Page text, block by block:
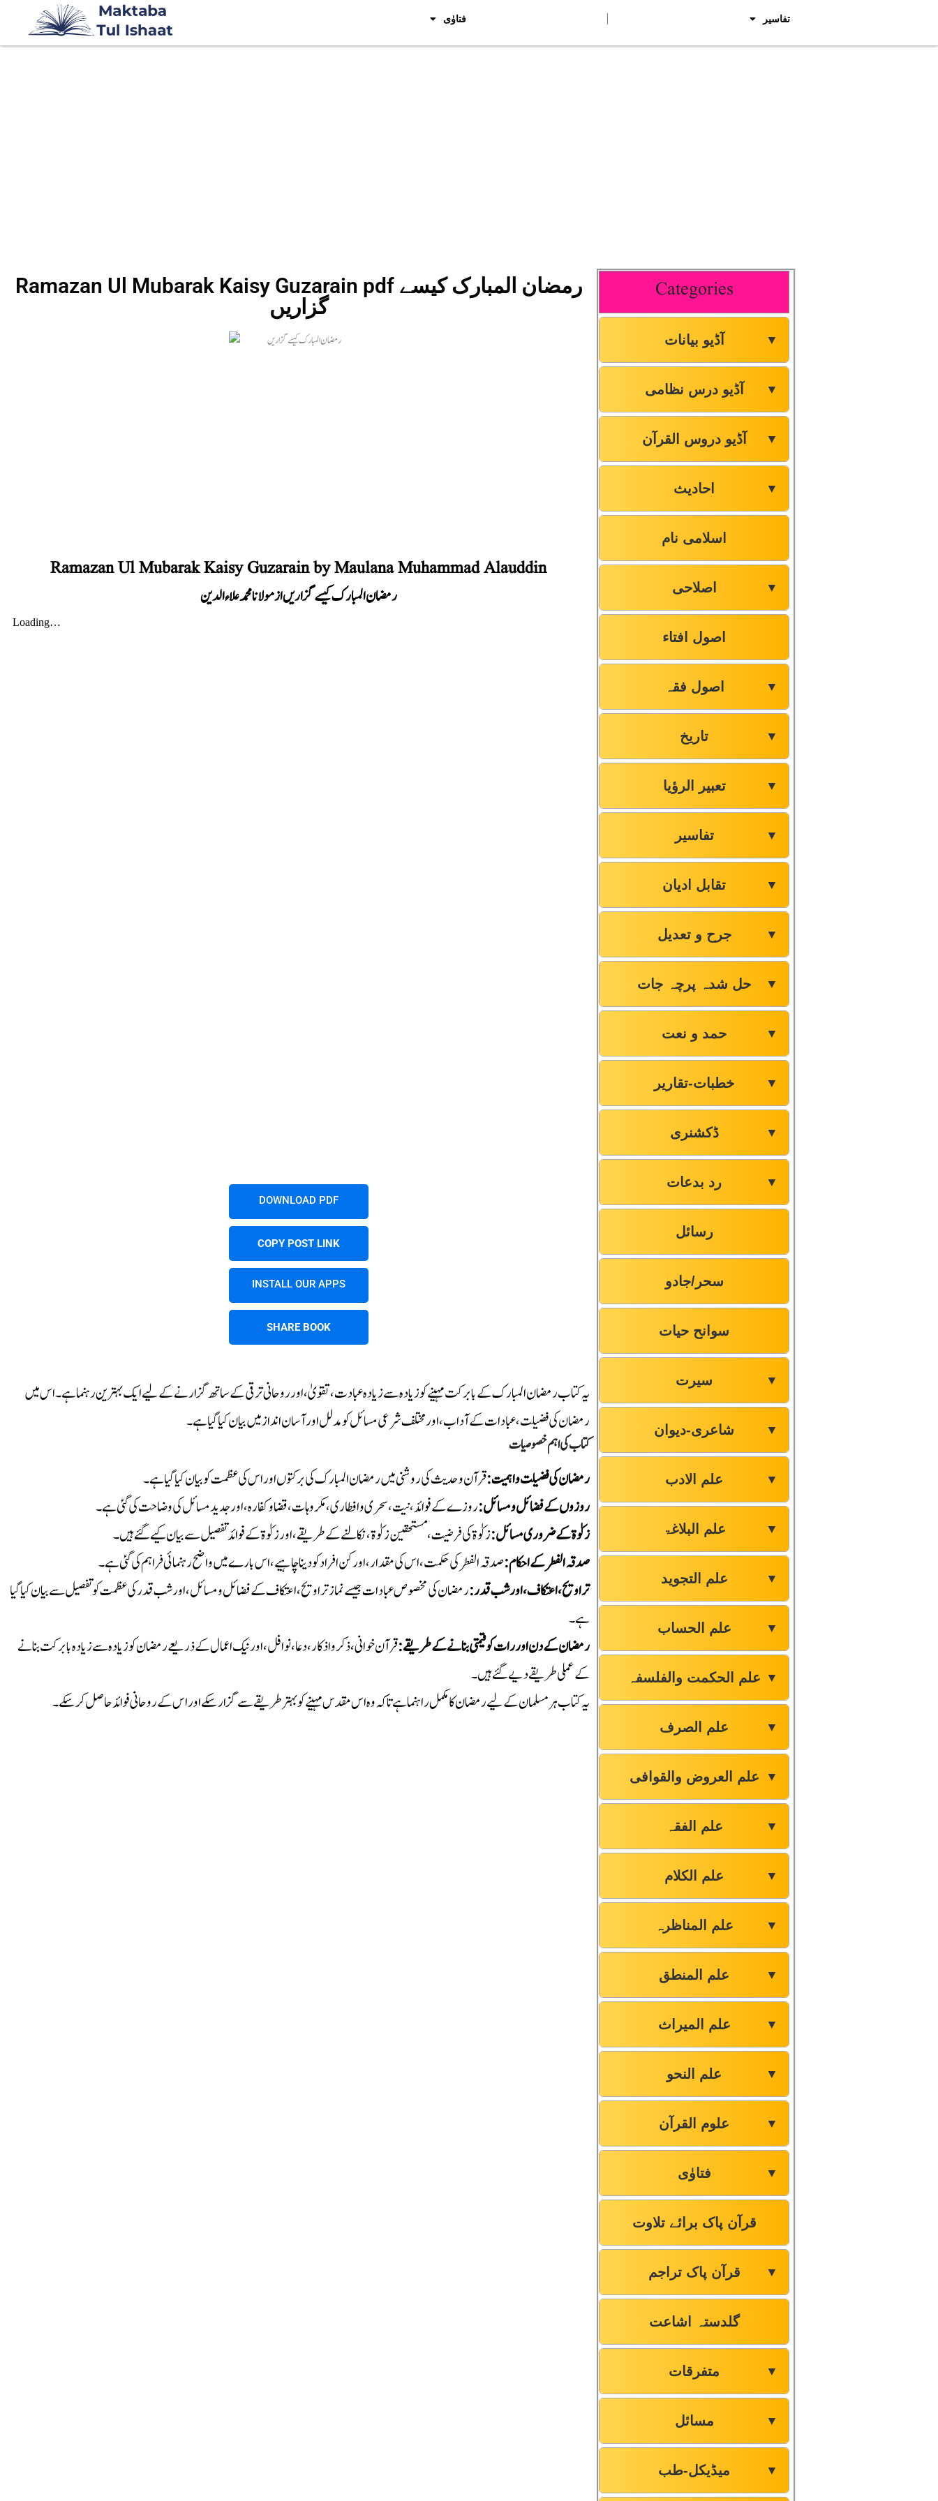
تفاسیر فتاوٰی
Ramazan Ul Mubarak Kaisy Guzarain pdf رمضان المبارک کیسے
گزاریں
Ramazan Ul Mubarak Kaisy Guzarain by Maulana Muhammad Alauddin
رمضان المبارک کیسے گزاریں از مولانا محمد علاء الدین
DOWNLOAD PDF
COPY POST LINK
INSTALL OUR APPS
SHARE BOOK
یہ کتاب رمضان المبارک کے بابرکت مہینے کو زیادہ سے زیادہ عبادت، تقویٰ، اور روحانی ترقی کے ساتھ گزارنے کے لیے ایک بہترین رہنما ہے۔ اس میں
رمضان کی فضیلت، عبادات کے آداب، اور مختلف شرعی مسائل کو مدلل اور آسان انداز میں بیان کیا گیا ہے۔
کتاب کی اہم خصوصیات
رمضان کی فضیلت و اہمیت:قرآن و حدیث کی روشنی میں رمضان المبارک کی برکتوں اور اس کی عظمت کو بیان کیا گیا ہے۔
روزوں کے فضائل و مسائل:روزے کے فوائد، نیت، سحری و افطاری، مکروہات، قضا و کفارہ، اور جدید مسائل کی وضاحت کی گئی ہے۔
زکوٰۃ کے ضروری مسائل:زکوٰۃ کی فرضیت، مستحقین زکوٰۃ، نکالنے کے طریقے، اور زکوٰۃ کے فوائد تفصیل سے بیان کیے گئے ہیں۔
صدقہ الفطر کے احکام:صدقہ الفطر کی حکمت، اس کی مقدار، اور کن افراد کو دینا چاہیے، اس بارے میں واضح رہنمائی فراہم کی گئی ہے۔
تراویح، اعتکاف، اور شب قدر:رمضان کی مخصوص عبادات جیسے نماز تراویح، اعتکاف کے فضائل و مسائل، اور شب قدر کی عظمت کو تفصیل سے بیان کیا گیا
ہے۔
رمضان کے دن اور رات کو قیمتی بنانے کے طریقے:قرآن خوانی، ذکر و اذکار، دعا، نوافل، اور نیک اعمال کے ذریعے رمضان کو زیادہ سے زیادہ بابرکت بنانے
کے عملی طریقے دیے گئے ہیں۔
یہ کتاب ہر مسلمان کے لیے رمضان کا مکمل راہنما ہے تاکہ وہ اس مقدس مہینے کو بہتر طریقے سے گزار سکے اور اس کے روحانی فوائد حاصل کر سکے۔
Categories
آڈیو بیانات ▼
آڈیو درس نظامی ▼
آڈیو دروس القرآن ▼
احادیث ▼
اسلامی نام
اصلاحی ▼
اصول افتاء
اصول فقہ ▼
تاریخ ▼
تعبیر الرؤیا ▼
تفاسیر ▼
تقابل ادیان ▼
جرح و تعدیل ▼
حل شدہ پرچہ جات ▼
حمد و نعت ▼
خطبات-تقاریر ▼
ڈکشنری ▼
رد بدعات ▼
رسائل
سحر/جادو
سوانح حیات
سیرت ▼
شاعری-دیوان ▼
علم الادب ▼
علم البلاغۃ ▼
علم التجوید ▼
علم الحساب ▼
علم الحکمت والفلسفہ ▼
علم الصرف ▼
علم العروض والقوافی ▼
علم الفقہ ▼
علم الکلام ▼
علم المناظرہ ▼
علم المنطق ▼
علم المیراث ▼
علم النحو ▼
علوم القرآن ▼
فتاوٰی ▼
قرآن پاک برائے تلاوت
قرآن پاک تراجم ▼
گلدستہ اشاعت
متفرقات ▼
مسائل ▼
میڈیکل-طب ▼